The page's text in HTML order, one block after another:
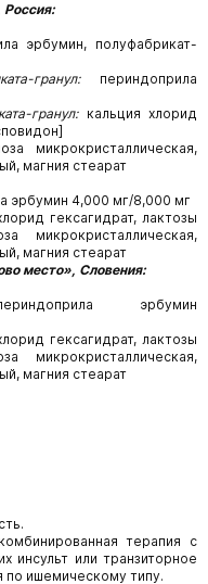
эрбумин, полуфабрикат-
гранул:периндоприла
гранул:кальция хлорид
микрокристаллическая,
магния стеарат
эрбумин 4,000 мг/8,000 мг
гексагидрат, лактозы
микрокристаллическая,
магния стеарат
место», Словения:
эрбумин
гексагидрат, лактозы
микрокристаллическая,
магния стеарат
терапия с
инсульт или транзиторное
ишемическому типу.